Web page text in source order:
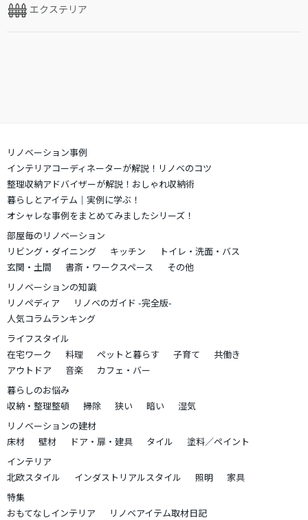
エクステリア
リノベーション事例
インテリアコーディネーターが解説！リノベのコツ
整理収納アドバイザーが解説！おしゃれ収納術
暮らしとアイテム｜実例に学ぶ！
オシャレな事例をまとめてみましたシリーズ！
部屋毎のリノベーション
リビング・ダイニング
キッチン
トイレ・洗面・バス
玄関・土間
書斎・ワークスペース
その他
リノベーションの知識
リノペディア
リノベのガイド -完全版-
人気コラムランキング
ライフスタイル
在宅ワーク
料理 ペットと暮らす 子育て
共働き
アウトドア
音楽
カフェ・バー
暮らしのお悩み
収納・整理整頓
掃除 狭い 暗い
湿気
リノベーションの建材
床材
壁材 ドア・扉・建具 タイル
塗料／ペイント
インテリア
北欧スタイル
インダストリアルスタイル 照明
家具
特集
おもてなしインテリア
リノベアイテム取材日記